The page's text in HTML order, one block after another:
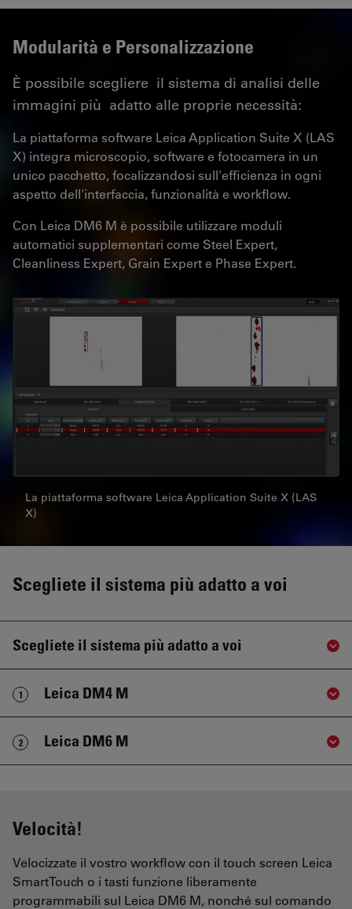
Modularità e Personalizzazione
È possibile scegliere il sistema di analisi delle
immagini più adatto alle proprie necessità:
La piattaforma software Leica Application Suite X (LAS
X) integra microscopio, software e fotocamera in un
unico pacchetto, focalizzandosi sull'efficienza in ogni
aspetto dell'interfaccia, funzionalità e workflow.
Con Leica DM6 M è possibile utilizzare moduli
automatici supplementari come Steel Expert,
Cleanliness Expert, Grain Expert e Phase Expert.
La piattaforma software Leica Application Suite X (LAS
X)
Scegliete il sistema più adatto a voi
Scegliete il sistema più adatto a voi
1 Leica DM4 M
2 Leica DM6 M
Velocità!
Velocizzate il vostro workflow con il touch screen Leica
SmartTouch o i tasti funzione liberamente
programmabili sul Leica DM6 M, nonché sul comando